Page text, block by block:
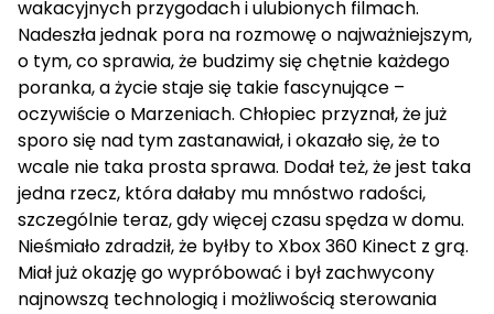
wakacyjnych przygodach i ulubionych filmach.
Nadeszła jednak pora na rozmowę o najważniejszym,
o tym, co sprawia, że budzimy się chętnie każdego
poranka, a życie staje się takie fascynujące –
oczywiście o Marzeniach. Chłopiec przyznał, że już
sporo się nad tym zastanawiał, i okazało się, że to
wcale nie taka prosta sprawa. Dodał też, że jest taka
jedna rzecz, która dałaby mu mnóstwo radości,
szczególnie teraz, gdy więcej czasu spędza w domu.
Nieśmiało zdradził, że byłby to Xbox 360 Kinect z grą.
Miał już okazję go wypróbować i był zachwycony
najnowszą technologią i możliwością sterowania